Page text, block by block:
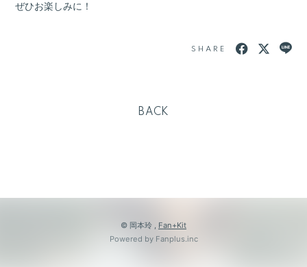
ぜひお楽しみに！
SHARE
BACK
© 岡本玲 , Fan+Kit
Powered by Fanplus.inc